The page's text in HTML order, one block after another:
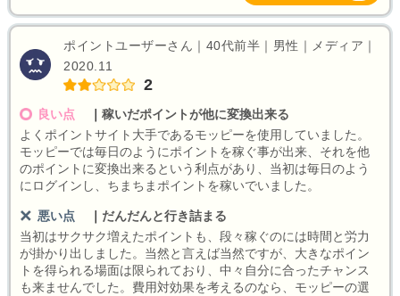
ポイントユーザーさん｜40代前半｜男性｜メディア｜
2020.11
2
良い点
稼いだポイントが他に変換出来る
よくポイントサイト大手であるモッピーを使用していました。
モッピーでは毎日のようにポイントを稼ぐ事が出来、それを他
のポイントに変換出来るという利点があり、当初は毎日のよう
にログインし、ちまちまポイントを稼いでいました。
悪い点
だんだんと行き詰まる
当初はサクサク増えたポイントも、段々稼ぐのには時間と労力
が掛かり出しました。当然と言えば当然ですが、大きなポイン
トを得られる場面は限られており、中々自分に合ったチャンス
も来ませんでした。費用対効果を考えるのなら、モッピーの選